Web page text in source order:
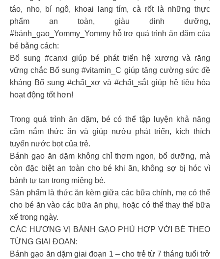
táo, nho, bí ngô, khoai lang tím, cà rốt là những thực
phẩm an toàn, giàu dinh dưỡng,
#bánh_gạo_Yommy_Yommy hỗ trợ quá trình ăn dặm của
bé bằng cách:
Bổ sung #canxi giúp bé phát triển hệ xương và răng
vững chắc Bổ sung #vitamin_C giúp tăng cường sức đề
kháng Bổ sung #chất_xơ và #chất_sắt giúp hệ tiêu hóa
hoạt động tốt hơn!
Trong quá trình ăn dặm, bé có thể tập luyện khả năng
cầm nắm thức ăn và giúp nướu phát triển, kích thích
tuyến nước bọt của trẻ.
Bánh gạo ăn dặm không chỉ thơm ngon, bổ dưỡng, mà
còn đặc biệt an toàn cho bé khi ăn, không sợ bị hóc vì
bánh tự tan trong miệng bé.
Sản phẩm là thức ăn kèm giữa các bữa chính, mẹ có thể
cho bé ăn vào các bữa ăn phụ, hoặc có thể thay thế bữa
xế trong ngày.
CÁC HƯƠNG VỊ BÁNH GẠO PHÙ HỢP VỚI BÉ THEO
TỪNG GIAI ĐOẠN:
Bánh gạo ăn dặm giai đoạn 1 – cho trẻ từ 7 tháng tuổi trở